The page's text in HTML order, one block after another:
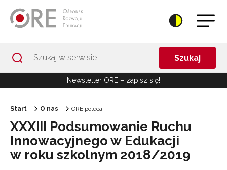
Szukaj
Newsletter ORE – zapisz się!
Start O nas ORE poleca
XXXIII Podsumowanie Ruchu
Innowacyjnego w Edukacji
w roku szkolnym 2018/2019